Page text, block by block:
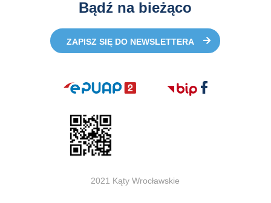
Bądź na bieżąco
ZAPISZ SIĘ DO NEWSLETTERA
2021 Kąty Wrocławskie